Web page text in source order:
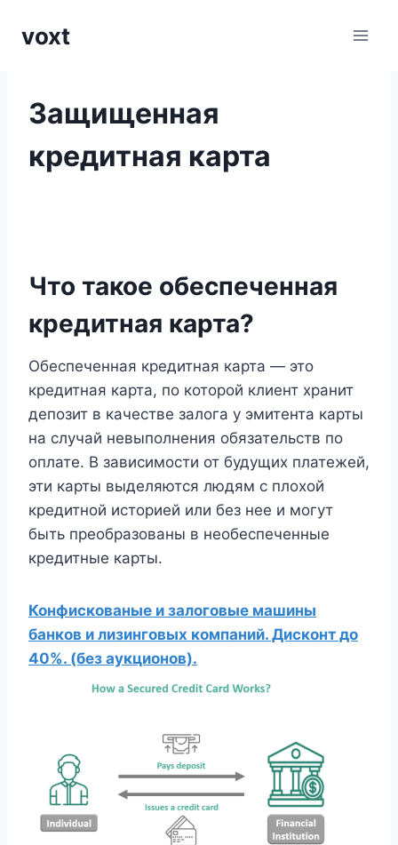
voxt
Защищенная
кредитная карта
Что такое обеспеченная
кредитная карта?
Обеспеченная кредитная карта — это
кредитная карта, по которой клиент хранит
депозит в качестве залога у эмитента карты
на случай невыполнения обязательств по
оплате. В зависимости от будущих платежей,
эти карты выделяются людям с плохой
кредитной историей или без нее и могут
быть преобразованы в необеспеченные
кредитные карты.
Конфискованые и залоговые машины
банков и лизинговых компаний. Дисконт до
40%. (без аукционов).